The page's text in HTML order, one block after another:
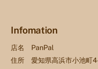
Infomation
店名 PanPal
住所 愛知県高浜市小池町